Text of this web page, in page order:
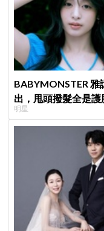
BABYMONSTER
出，甩頭撥髮全是
明星